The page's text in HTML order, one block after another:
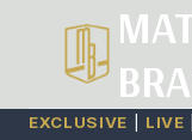
EXCLUSIVE LIVE